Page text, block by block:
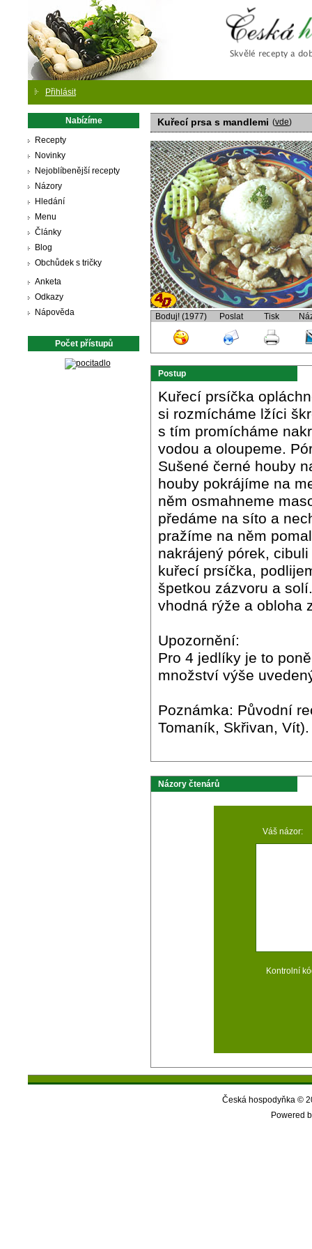
Přihlásit
Nabízíme
Recepty
Novinky
Nejoblíbenější recepty
Názory
Hledání
Menu
Články
Blog
Obchůdek s tričky
Anketa
Odkazy
Nápověda
Počet přístupů
Kuřecí prsa s mandlemi (vde)
Boduj! (1977) Poslat Tisk
Postup
Kuřecí prsíčka
si rozmícháme lžíci
s tím promícháme
vodou a oloupeme.
Sušené černé houby
houby pokrájíme na
něm osmahneme
předáme na síto a
pražíme na něm
nakrájený pórek,
kuřecí prsíčka,
špetkou zázvoru a
vhodná rýže a obloha
Upozornění:
Pro 4 jedlíky je to
množství výše
Poznámka: Původní
Tomaník, Skřivan,
Názory čtenárů
Váš názor:
Kontrolní
Česká hospodyňka ©
Powered